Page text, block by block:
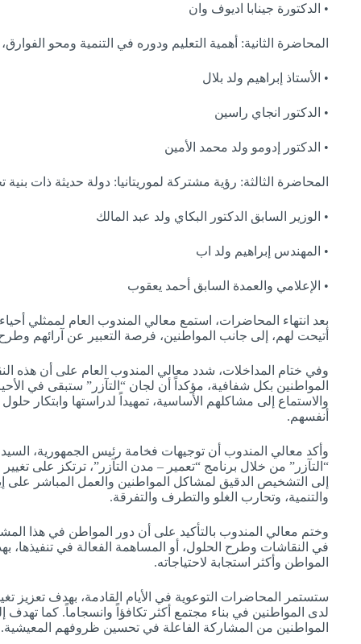
• الدكتورة جينابا اديوف وان
المحاضرة الثانية: أهمية التعليم ودوره في التنمية ومحو
• الأستاذ إبراهيم ولد بلال
• الدكتور انجاي راسين
• الدكتور إدومو ولد محمد الأمين
المحاضرة الثالثة: رؤية مشتركة لموريتانيا: دولة حديثة ذات
• الوزير السابق الدكتور البكاي ولد عبد المالك
• المهندس إبراهيم ولد اب
• الإعلامي والعمدة السابق أحمد يعقوب
بعد انتهاء المحاضرات، استمع معالي المندوب العام لممثلي
أتيحت لهم، إلى جانب المواطنين، فرصة التعبير عن آرائهم
وفي ختام المداخلات، شدد معالي المندوب العام على أن
المواطنين بكل شفافية، مؤكداً أن لجان “التآزر” ستبقى في
والاستماع إلى مشاكلهم الأساسية، تمهيداً لدراستها وابتكار
أنفسهم.
وأكد معالي المندوب أن توجيهات فخامة رئيس الجمهورية، السيد
“التآزر” من خلال برنامج “تعمير – مدن التآزر”، ترتكز على
إلى التشخيص الدقيق لمشاكل المواطنين والعمل المباشر على
والتنمية، وتحارب الغلو والتطرف والتفرقة.
وختم معالي المندوب بالتأكيد على أن دور المواطن في هذا
في النقاشات وطرح الحلول، أو المساهمة الفعالة في تنفيذها،
المواطن وأكثر استجابة لاحتياجاته.
ستستمر المحاضرات التوعوية في الأيام القادمة، بهدف تعزيز
لدى المواطنين في بناء مجتمع أكثر تكافؤاً وانسجاماً. كما تهدف
المواطنين من المشاركة الفاعلة في تحسين ظروفهم المعيشية.